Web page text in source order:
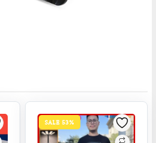
SALE 53%